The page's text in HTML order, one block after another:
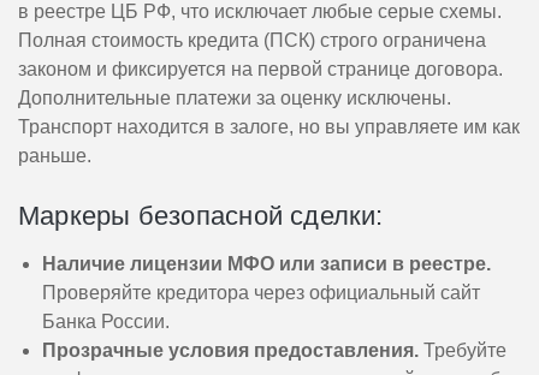
в реестре ЦБ РФ, что исключает любые серые схемы.
Полная стоимость кредита (ПСК) строго ограничена
законом и фиксируется на первой странице договора.
Дополнительные платежи за оценку исключены.
Транспорт находится в залоге, но вы управляете им как
раньше.
Маркеры безопасной сделки:
Наличие лицензии МФО или записи в реестре.
Проверяйте кредитора через официальный сайт
Банка России.
Прозрачные условия предоставления. Требуйте